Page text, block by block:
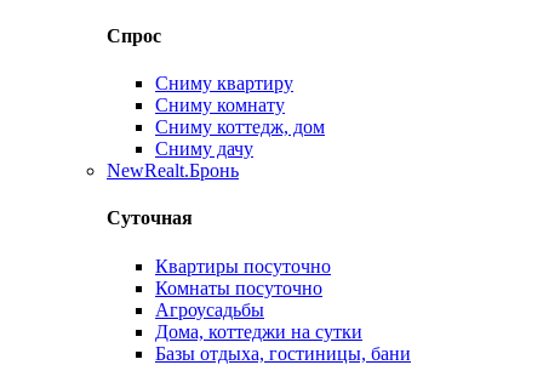
Спрос
Сниму квартиру
Сниму комнату
Сниму коттедж, дом
Сниму дачу
NewRealt.Бронь
Суточная
Квартиры посуточно
Комнаты посуточно
Агроусадьбы
Дома, коттеджи на сутки
Базы отдыха, гостиницы, бани